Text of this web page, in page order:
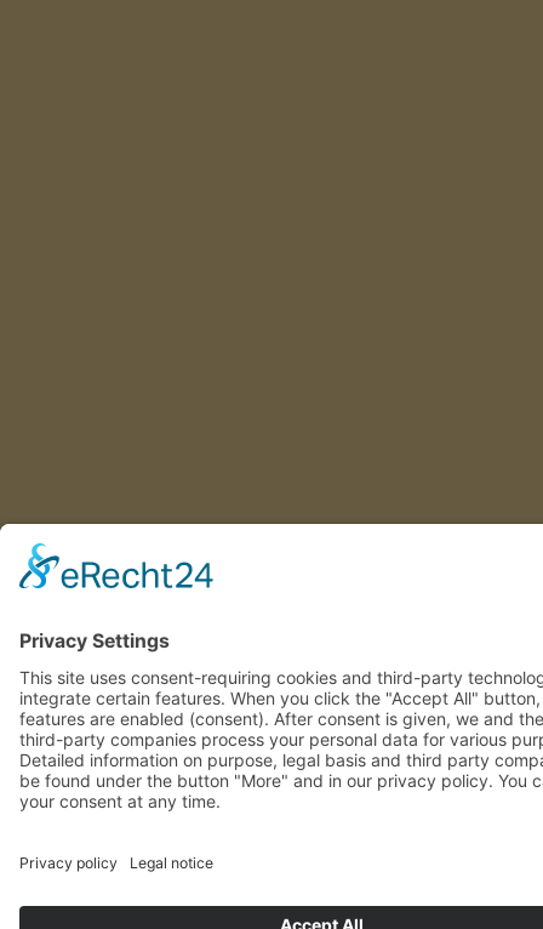
This site uses consent-requiring cookies and third-party
integrate certain features. When you click the "Accept All"
features are enabled (consent). After consent is given, we and
involved third-party companies process your personal data for
companies can be found under the button "More" and in our